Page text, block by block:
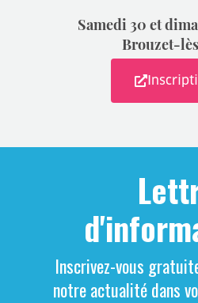
Samedi 30 et
Brouzet-
Inscrivez-vous
notre actualité dans